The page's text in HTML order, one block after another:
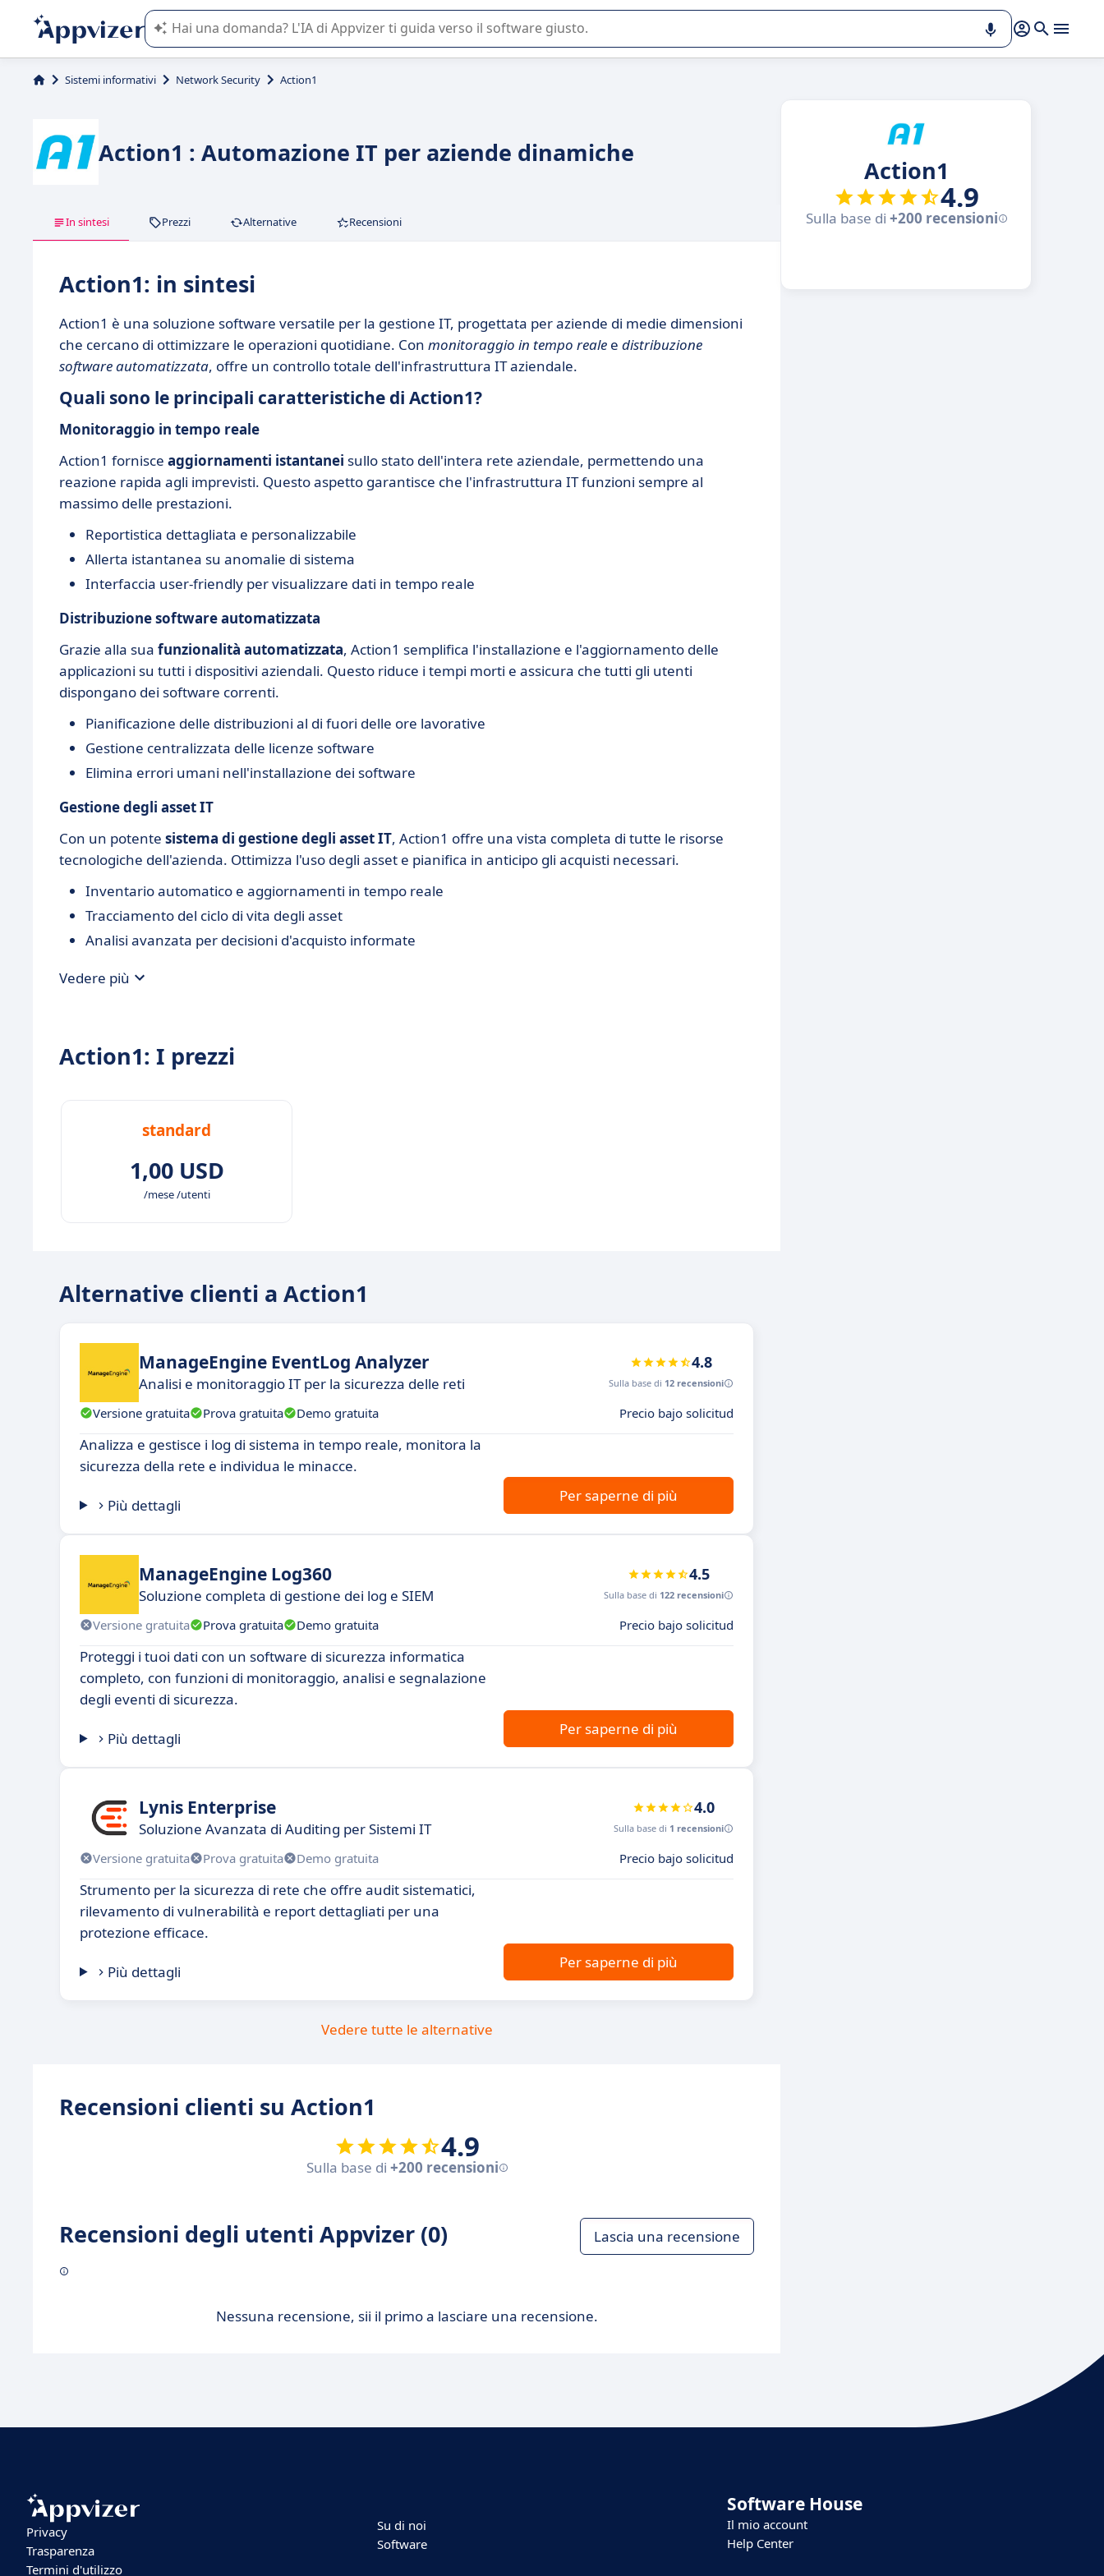
L'IA di Appvizer vi guida nell'utilizzo o nella scelta di un software SaaS per la vostra azienda.
Sistemi informativi Network Security Action1
Action1 : Automazione IT per aziende dinamiche
In sintesi Prezzi Alternative Recensioni
Action1: in sintesi
Action1 è una soluzione software versatile per la gestione IT, progettata per aziende di medie dimensioni
che cercano di ottimizzare le operazioni quotidiane. Con monitoraggio in tempo reale e distribuzione
software automatizzata, offre un controllo totale dell'infrastruttura IT aziendale.
Quali sono le principali caratteristiche di Action1?
Monitoraggio in tempo reale
Action1 fornisce aggiornamenti istantanei sullo stato dell'intera rete aziendale, permettendo una
reazione rapida agli imprevisti. Questo aspetto garantisce che l'infrastruttura IT funzioni sempre al
massimo delle prestazioni.
Reportistica dettagliata e personalizzabile
Allerta istantanea su anomalie di sistema
Interfaccia user-friendly per visualizzare dati in tempo reale
Distribuzione software automatizzata
Grazie alla sua funzionalità automatizzata, Action1 semplifica l'installazione e l'aggiornamento delle
applicazioni su tutti i dispositivi aziendali. Questo riduce i tempi morti e assicura che tutti gli utenti
dispongano dei software correnti.
Pianificazione delle distribuzioni al di fuori delle ore lavorative
Gestione centralizzata delle licenze software
Elimina errori umani nell'installazione dei software
Gestione degli asset IT
Con un potente sistema di gestione degli asset IT, Action1 offre una vista completa di tutte le risorse
tecnologiche dell'azienda. Ottimizza l'uso degli asset e pianifica in anticipo gli acquisti necessari.
Inventario automatico e aggiornamenti in tempo reale
Tracciamento del ciclo di vita degli asset
Analisi avanzata per decisioni d'acquisto informate
Vedere più
Action1: I prezzi
standard
1,00 USD
/mese /utenti
Alternative clienti a Action1
ManageEngine EventLog Analyzer
Analisi e monitoraggio IT per la sicurezza delle reti
4.8
Sulla base di 12 recensioni
Versione gratuita Prova gratuita Demo gratuita Precio bajo solicitud
Analizza e gestisce i log di sistema in tempo reale, monitora la
sicurezza della rete e individua le minacce.
Più dettagli
Per saperne di più
ManageEngine Log360
Soluzione completa di gestione dei log e SIEM
4.5
Sulla base di 122 recensioni
Versione gratuita Prova gratuita Demo gratuita Precio bajo solicitud
Proteggi i tuoi dati con un software di sicurezza informatica
completo, con funzioni di monitoraggio, analisi e segnalazione
degli eventi di sicurezza.
Più dettagli
Per saperne di più
Lynis Enterprise
Soluzione Avanzata di Auditing per Sistemi IT
4.0
Sulla base di 1 recensioni
Versione gratuita Prova gratuita Demo gratuita Precio bajo solicitud
Strumento per la sicurezza di rete che offre audit sistematici,
rilevamento di vulnerabilità e report dettagliati per una
protezione efficace.
Più dettagli
Per saperne di più
Vedere tutte le alternative
Recensioni clienti su Action1
4.9
Sulla base di +200 recensioni
Recensioni degli utenti Appvizer (0) Lascia una recensione
Nessuna recensione, sii il primo a lasciare una recensione.
Action1
4.9
Sulla base di +200 recensioni
Privacy
Trasparenza
Termini d'utilizzo
Su di noi
Software
Software House
Il mio account
Help Center